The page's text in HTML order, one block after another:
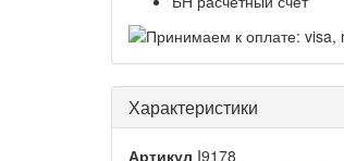
Характеристики
Артикул I9178